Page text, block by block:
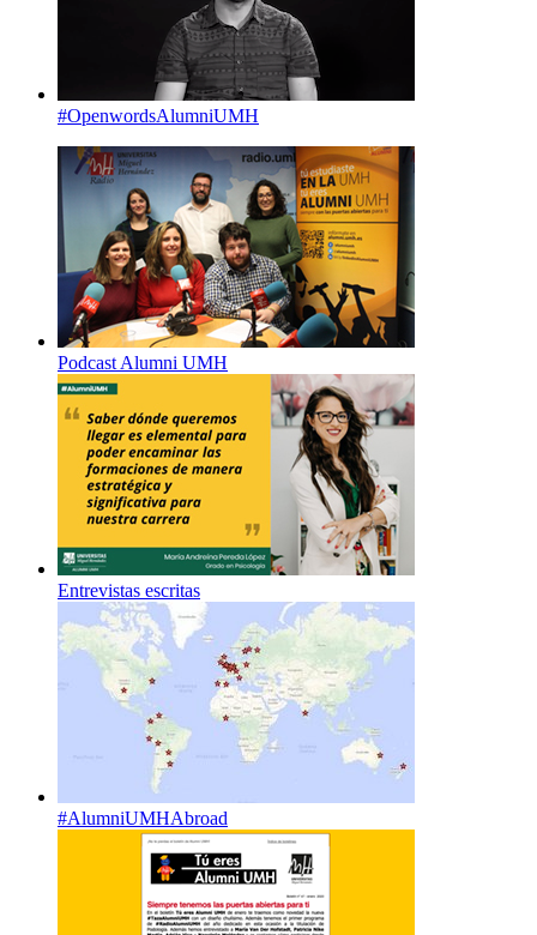
#OpenwordsAlumniUMH
Podcast Alumni UMH
Entrevistas escritas
#AlumniUMHAbroad